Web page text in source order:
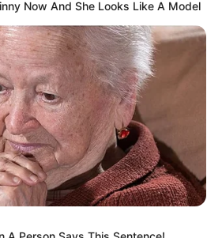
Now And She Looks Like A Model